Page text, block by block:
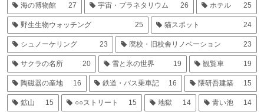
海の博物館 27 宇宙・プラネタリウム 26 ホテル 25
野生生物ウォッチング 25 猫スポット 24
シュノーケリング 23 廃校・旧校舎リノベーション 23
サクラの名所 20 雪と氷の世界 19 観覧車 19
陶磁器の産地 16 鉄道・バス乗車記 16 隈研吾建築 15
鉱山 15 ○○ストリート 15 地獄 14 青い池 14